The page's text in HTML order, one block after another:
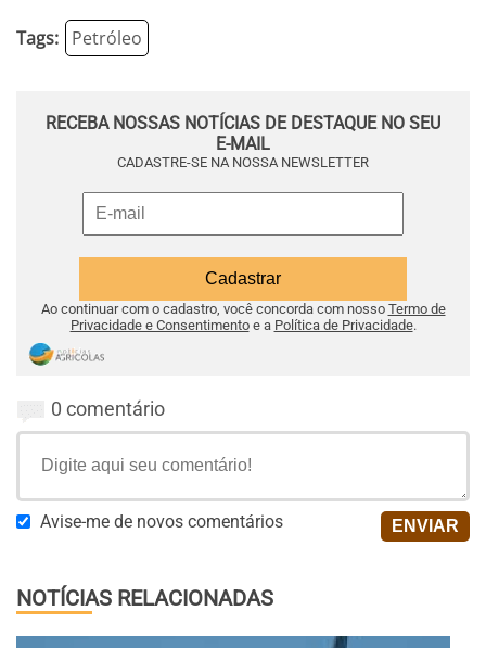
Tags: Petróleo
RECEBA NOSSAS NOTÍCIAS DE DESTAQUE NO SEU
E-MAIL
CADASTRE-SE NA NOSSA NEWSLETTER
Ao continuar com o cadastro, você concorda com nosso Termo de
Privacidade e Consentimentoe a Política de Privacidade.
0 comentário
Avise-me de novos comentários
NOTÍCIAS RELACIONADAS